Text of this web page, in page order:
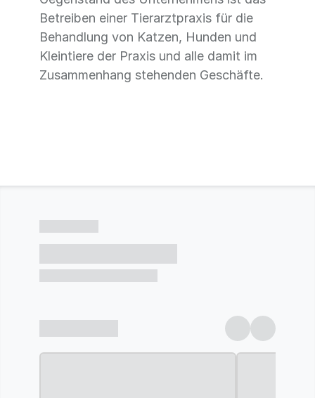
Betreiben einer Tierarztpraxis für die
Behandlung von Katzen, Hunden und
Kleintiere der Praxis und alle damit im
Zusammenhang stehenden Geschäfte.